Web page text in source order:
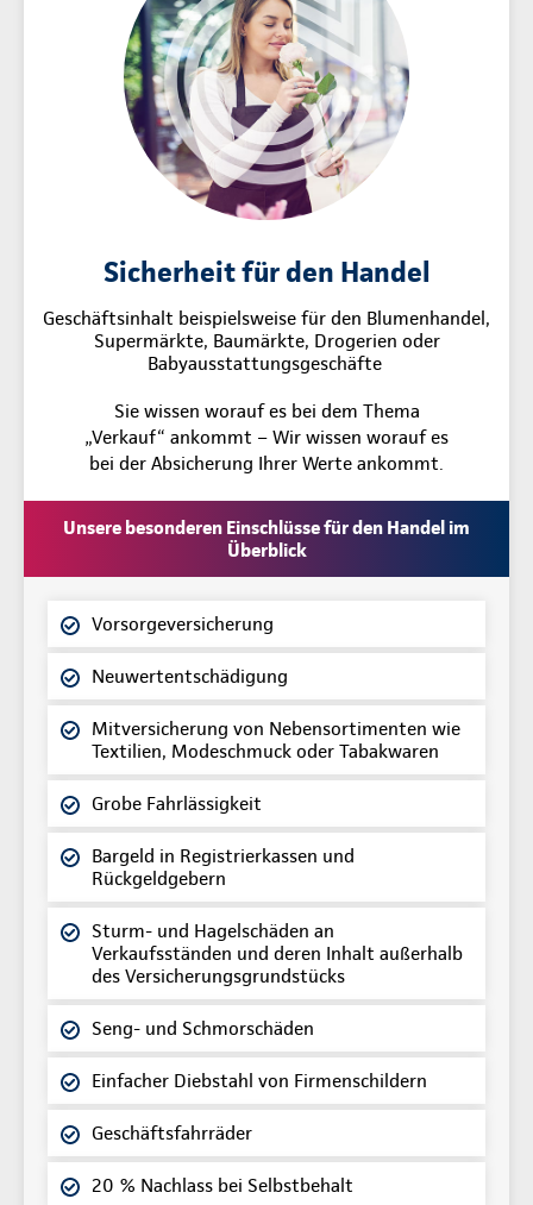
Sicherheit für den Handel
Geschäftsinhalt beispielsweise für den Blumenhandel,
Supermärkte, Baumärkte, Drogerien oder
Babyausstattungsgeschäfte
Sie wissen worauf es bei dem Thema
„Verkauf“ ankommt – Wir wissen worauf es
bei der Absicherung Ihrer Werte ankommt.
Unsere besonderen Einschlüsse für den Handel im
Überblick
Vorsorgeversicherung
Neuwertentschädigung
Mitversicherung von Nebensortimenten wie
Textilien, Modeschmuck oder Tabakwaren
Grobe Fahrlässigkeit
Bargeld in Registrierkassen und
Rückgeldgebern
Sturm- und Hagelschäden an
Verkaufsständen und deren Inhalt außerhalb
des Versicherungsgrundstücks
Seng- und Schmorschäden
Einfacher Diebstahl von Firmenschildern
Geschäftsfahrräder
20 % Nachlass bei Selbstbehalt